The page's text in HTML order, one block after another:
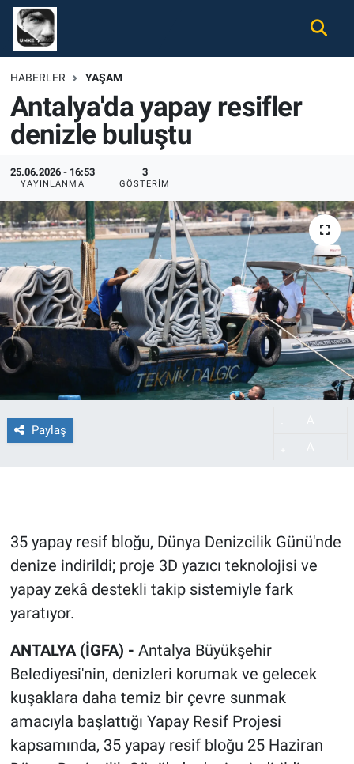
HABERLER YAŞAM
Antalya'da yapay resifler
denizle buluştu
25.06.2026 - 16:53
YAYINLANMA
3
GÖSTERIM
Paylaş
35 yapay resif bloğu, Dünya Denizcilik Günü'nde
denize indirildi; proje 3D yazıcı teknolojisi ve
yapay zekâ destekli takip sistemiyle fark
yaratıyor.
ANTALYA (İGFA) - Antalya Büyükşehir
Belediyesi'nin, denizleri korumak ve gelecek
kuşaklara daha temiz bir çevre sunmak
amacıyla başlattığı Yapay Resif Projesi
kapsamında, 35 yapay resif bloğu 25 Haziran
Gündem
Ekonomi
Spor
Magazin
Tüm Haberler
İletişim
Künye
Nöbetçi Eczaneler
Hava Durumu
Namaz Vakitleri
Trafik Durumu
Süper Lig Puan Durumu ve Fikstür
Tüm Manşetler
Son Dakika Haberleri
Haber Arşivi